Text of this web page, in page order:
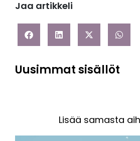
Jaa artikkeli
Uusimmat sisällöt
Lisää samasta